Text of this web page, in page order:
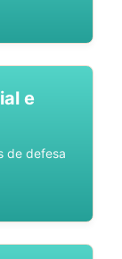
e
de defesa